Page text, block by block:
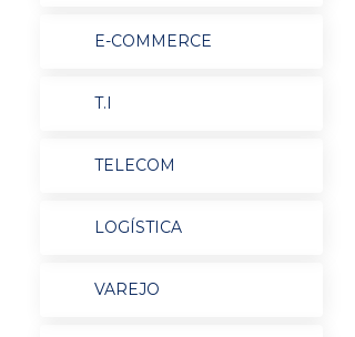
E-COMMERCE
T.I
TELECOM
LOGÍSTICA
VAREJO